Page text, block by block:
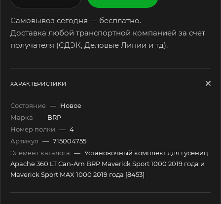
Самовывоз сегодня — бесплатно.
Доставка любой транспортной компанией за счет
получателя (СДЭК, Деловые Линии и тд).
ХАРАКТЕРИСТИКИ
Состояние — Новое
Марка — BRP
Номер полки — 4
Артикул — 715004755
Элемент каталога — Установочный комплект для гусениц
Apache 360 LT Can-Am BRP Maverick Sport 1000 2019 года и
Maverick Sport MAX 1000 2019 года [8453]